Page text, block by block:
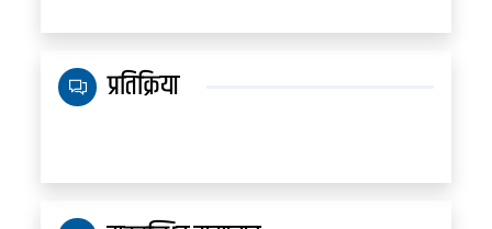
प्रतिक्रिया